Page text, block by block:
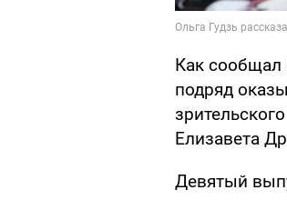
Как сообщал
подряд
Елизавета
Девятый